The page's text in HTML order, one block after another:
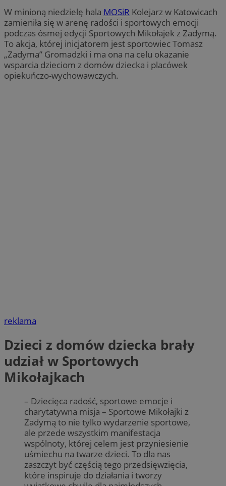
W minioną niedzielę hala MOSiR Kolejarz w Katowicach
zamieniła się w arenę radości i sportowych emocji
podczas ósmej edycji Sportowych Mikołajek z Zadymą.
To akcja, której inicjatorem jest sportowiec Tomasz
„Zadyma” Gromadzki i ma ona na celu okazanie
wsparcia dzieciom z domów dziecka i placówek
opiekuńczo-wychowawczych.
reklama
Dzieci z domów dziecka brały
udział w Sportowych
Mikołajkach
– Dziecięca radość, sportowe emocje i
charytatywna misja – Sportowe Mikołajki z
Zadymą to nie tylko wydarzenie sportowe,
ale przede wszystkim manifestacja
wspólnoty, której celem jest przyniesienie
uśmiechu na twarze dzieci. To dla nas
zaszczyt być częścią tego przedsięwzięcia,
które inspiruje do działania i tworzy